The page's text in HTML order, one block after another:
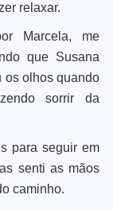
relaxar.
Marcela, me
que Susana
os olhos quando
sorrir da
para seguir em
senti as mãos
caminho.